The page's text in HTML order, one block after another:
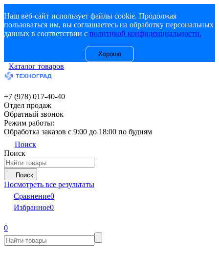
Наш веб-сайт использует файлы cookie. Продолжая
пользоваться им, вы соглашаетесь на обработку персональных
данных в соответствии с политикой конфиденциальности.
Хорошо
Каталог товаров
+7 (978) 017-40-40
Отдел продаж
Обратный звонок
Режим работы:
Обработка заказов с 9:00 до 18:00 по будням
Поиск
Поиск
Поиск
Посмотреть все результаты
Сравнение0
Избранное0
0